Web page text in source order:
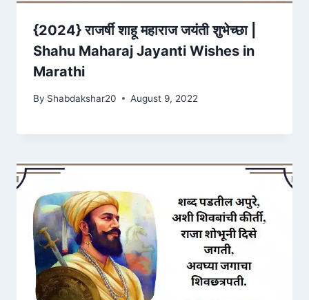
{2024} राजर्षी शाहू महाराज जयंती शुभेच्छा |
Shahu Maharaj Jayanti Wishes in
Marathi
By Shabdakshar20 August 9, 2022